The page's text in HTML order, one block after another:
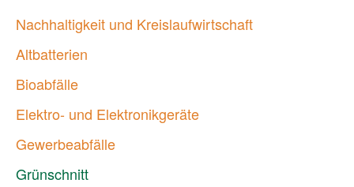
Nachhaltigkeit und Kreislaufwirtschaft
Altbatterien
Bioabfälle
Elektro- und Elektronikgeräte
Gewerbeabfälle
Grünschnitt